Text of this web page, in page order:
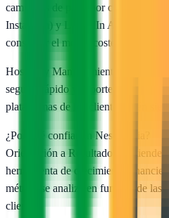
campañas de pago por clic en
Instagram) y LinkedIn Ads,
conseguir el menor coste por
Hosting y Mantenimiento Web:
seguro, rápido y soporte técnico
plataformas de los clientes estén
¿Por qué confiar en Nestrategia?
Orientación a Resultados:
herramienta de crecimiento
métrica se analiza en función de las
cliente.